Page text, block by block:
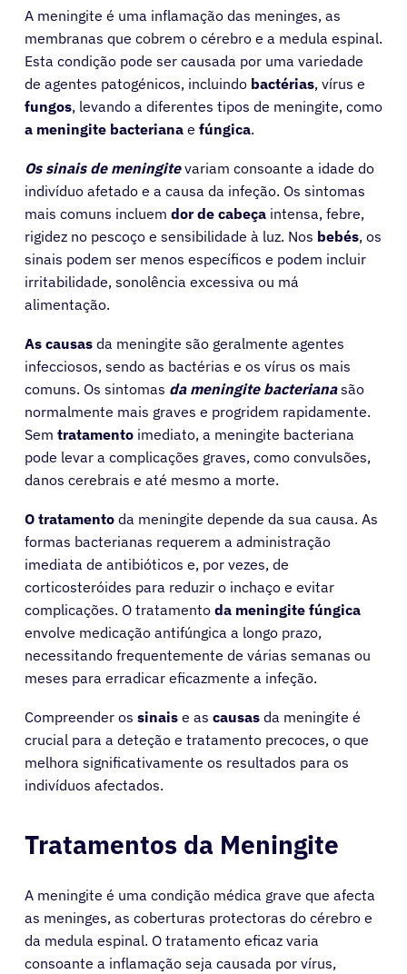
A meningite é uma inflamação das meninges, as
membranas que cobrem o cérebro e a medula espinal.
Esta condição pode ser causada por uma variedade
de agentes patogénicos, incluindo bactérias, vírus e
fungos, levando a diferentes tipos de meningite, como
a meningite bacteriana e fúngica.
Os sinais de meningitevariam consoante a idade do
indivíduo afetado e a causa da infeção. Os sintomas
mais comuns incluem dor de cabeça intensa, febre,
rigidez no pescoço e sensibilidade à luz. Nos bebés, os
sinais podem ser menos específicos e podem incluir
irritabilidade, sonolência excessiva ou má
alimentação.
As causas da meningite são geralmente agentes
infecciosos, sendo as bactérias e os vírus os mais
comuns. Os sintomas da meningite bacterianasão
normalmente mais graves e progridem rapidamente.
Sem tratamento imediato, a meningite bacteriana
pode levar a complicações graves, como convulsões,
danos cerebrais e até mesmo a morte.
O tratamento da meningite depende da sua causa. As
formas bacterianas requerem a administração
imediata de antibióticos e, por vezes, de
corticosteróides para reduzir o inchaço e evitar
complicações. O tratamento da meningite fúngica
envolve medicação antifúngica a longo prazo,
necessitando frequentemente de várias semanas ou
meses para erradicar eficazmente a infeção.
Compreender os sinais e as causas da meningite é
crucial para a deteção e tratamento precoces, o que
melhora significativamente os resultados para os
indivíduos afectados.
Tratamentos da Meningite
A meningite é uma condição médica grave que afecta
as meninges, as coberturas protectoras do cérebro e
da medula espinal. O tratamento eficaz varia
consoante a inflamação seja causada por vírus,